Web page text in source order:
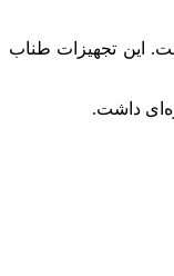
این تجهیزات طناب
داشت.